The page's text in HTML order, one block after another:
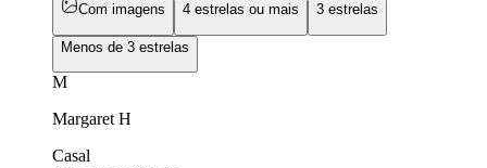
Com imagens 4 estrelas ou mais 3 estrelas
Menos de 3 estrelas
M
Margaret H
Casal